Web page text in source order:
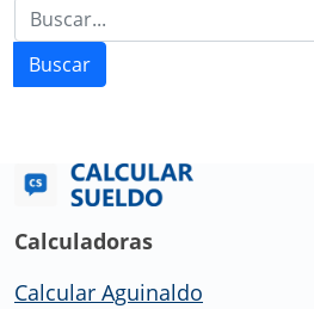
Buscar
Calculadoras
Calcular Aguinaldo